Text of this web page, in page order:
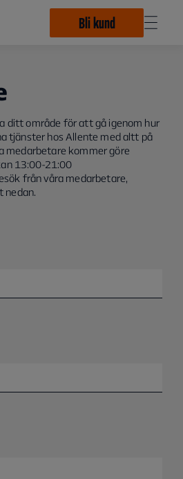
Bli kund
ditt område för att gå igenom hur
tjänster hos Allente med altt på
medarbetare kommer göre
13:00-21:00
från våra medarbetare,
nedan.